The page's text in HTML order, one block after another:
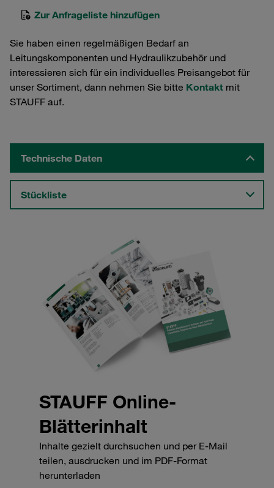
Zur Anfrageliste hinzufügen
Sie haben einen regelmäßigen Bedarf an
Leitungskomponenten und Hydraulikzubehör und
interessieren sich für ein individuelles Preisangebot für
unser Sortiment, dann nehmen Sie bitte Kontakt mit
STAUFF auf.
Technische Daten
Stückliste
STAUFF Online-
Blätterinhalt
Inhalte gezielt durchsuchen und per E-Mail
teilen, ausdrucken und im PDF-Format
herunterladen